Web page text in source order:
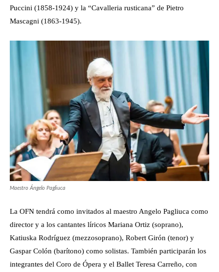
Puccini (1858-1924) y la “Cavalleria rusticana” de Pietro
Mascagni (1863-1945).
Maestro Ángelo Pagliuca
La OFN tendrá como invitados al maestro Angelo Pagliuca como
director y a los cantantes líricos Mariana Ortiz (soprano),
Katiuska Rodríguez (mezzosoprano), Robert Girón (tenor) y
Gaspar Colón (barítono) como solistas. También participarán los
integrantes del Coro de Ópera y el Ballet Teresa Carreño, con